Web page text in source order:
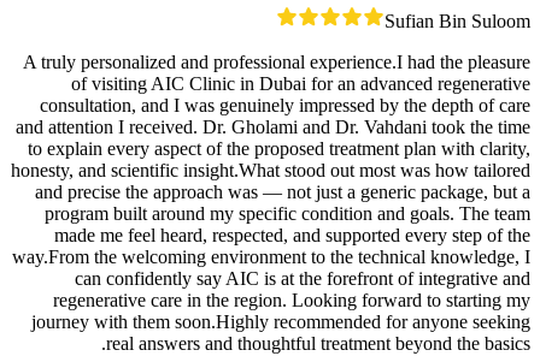
Sufian Bin Suloom
A truly personalized and professional experience.I had the pleasure
of visiting AIC Clinic in Dubai for an advanced regenerative
consultation, and I was genuinely impressed by the depth of care
and attention I received. Dr. Gholami and Dr. Vahdani took the time
to explain every aspect of the proposed treatment plan with clarity,
honesty, and scientific insight.What stood out most was how tailored
and precise the approach was — not just a generic package, but a
program built around my specific condition and goals. The team
made me feel heard, respected, and supported every step of the
way.From the welcoming environment to the technical knowledge, I
can confidently say AIC is at the forefront of integrative and
regenerative care in the region. Looking forward to starting my
journey with them soon.Highly recommended for anyone seeking
real answers and thoughtful treatment beyond the basics.